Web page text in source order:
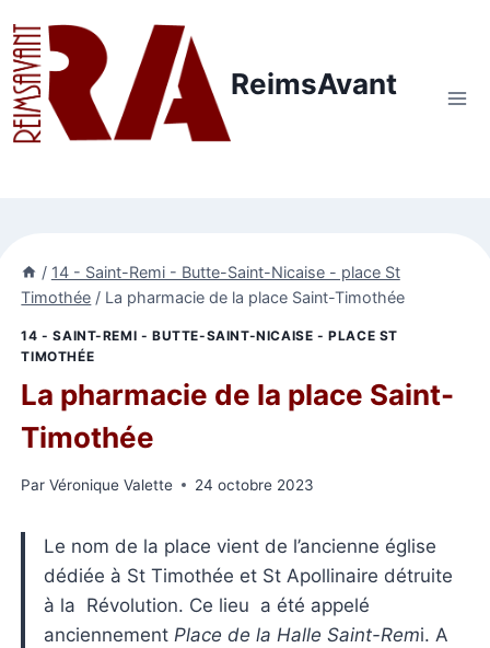
au
contenu
ReimsAvant
/ 14 - Saint-Remi - Butte-Saint-Nicaise - place St
Timothée / La pharmacie de la place Saint-Timothée
14 - SAINT-REMI - BUTTE-SAINT-NICAISE - PLACE ST
TIMOTHÉE
La pharmacie de la place Saint-
Timothée
Par Véronique Valette 24 octobre 2023
Le nom de la place vient de l’ancienne église
dédiée à St Timothée et St Apollinaire détruite
à la Révolution. Ce lieu a été appelé
anciennement Place de la Halle Saint-Remi. A